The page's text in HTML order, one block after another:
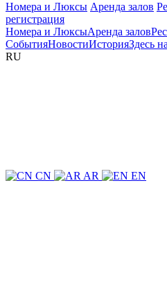
Номера и Люксы Аренда залов
регистрация
Номера и ЛюксыАренда залов
СобытияНовостиИсторияЗдесь
RU
CN AR EN